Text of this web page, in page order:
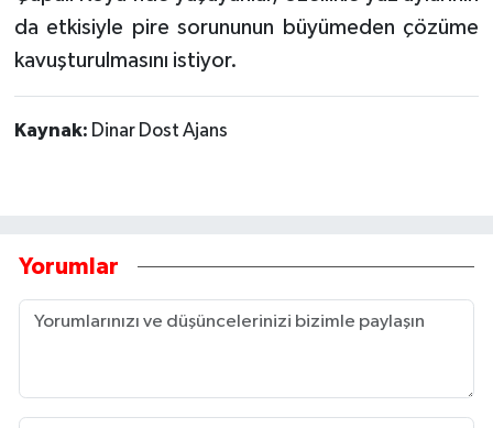
da etkisiyle pire sorununun büyümeden çözüme
kavuşturulmasını istiyor.
Kaynak: Dinar Dost Ajans
Yorumlar